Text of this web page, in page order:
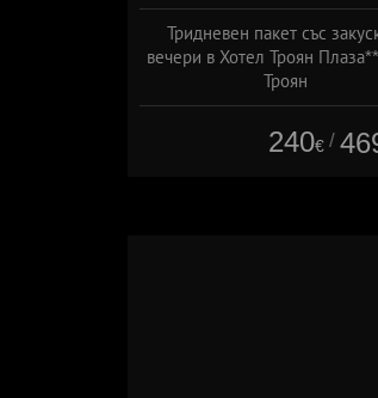
Тридневен пакет със
вечери в Хотел Троян
Троян
Дата: 18.09 - 22.09 +
240€ /